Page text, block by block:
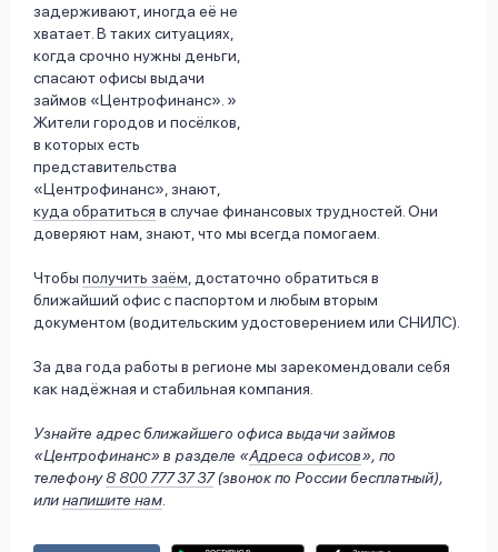
задерживают, иногда её не
хватает. В таких ситуациях,
когда срочно нужны деньги,
спасают офисы выдачи
займов «Центрофинанс».
Жители городов и посёлков,
в которых есть
представительства
«Центрофинанс», знают,
куда обратиться в случае финансовых трудностей. Они
доверяют нам, знают, что мы всегда помогаем.
Чтобы получить заём, достаточно обратиться в
ближайший офис с паспортом и любым вторым
документом (водительским удостоверением или СНИЛС).
За два года работы в регионе мы зарекомендовали себя
как надёжная и стабильная компания.
Узнайте адрес ближайшего офиса выдачи займов
«Центрофинанс» в разделе «Адреса офисов», по
телефону8 800 777 37 37(звонок по России бесплатный),
илинапишите нам.